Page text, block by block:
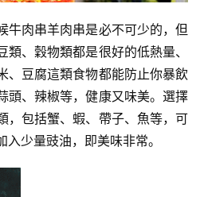
牛肉串羊肉串是必不可少的，但
、穀物類都是很好的低熱量、
、豆腐這類食物都能防止你暴飲
頭、辣椒等，健康又味美。選擇
，包括蟹、蝦、帶子、魚等，可
少量豉油，即美味非常。